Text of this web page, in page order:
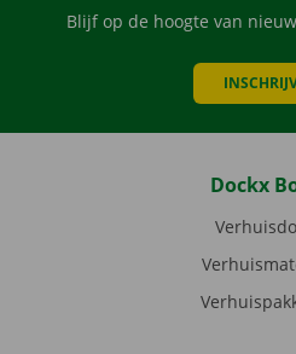
Blijf op de hoogte van
Dockx